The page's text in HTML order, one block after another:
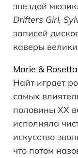
звездой
Drifters Girl,
записей
каверы
Marie & Rosetta
Найт играет
самых
половины XX
исполняла
искусство
что потом